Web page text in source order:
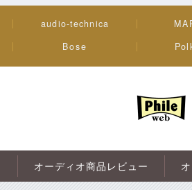
audio-technica
Bose
PHILE
オーディオ商品レビュー